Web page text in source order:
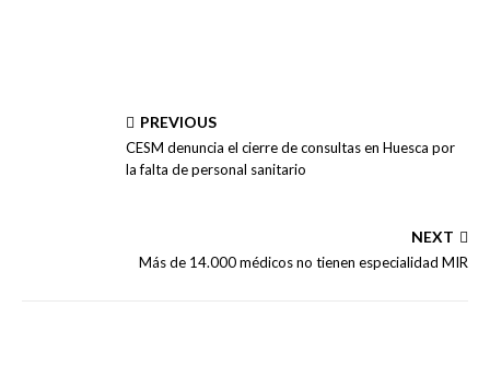
PREVIOUS
CESM denuncia el cierre de consultas en Huesca por
la falta de personal sanitario
NEXT
Más de 14.000 médicos no tienen especialidad MIR